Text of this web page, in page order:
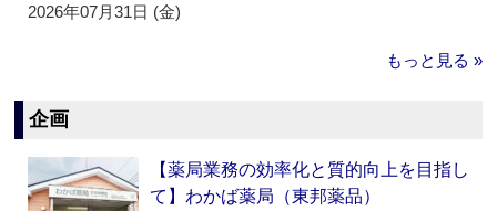
2026年07月31日 (金)
もっと見る »
企画
【薬局業務の効率化と質的向上を目指し
て】わかば薬局（東邦薬品）